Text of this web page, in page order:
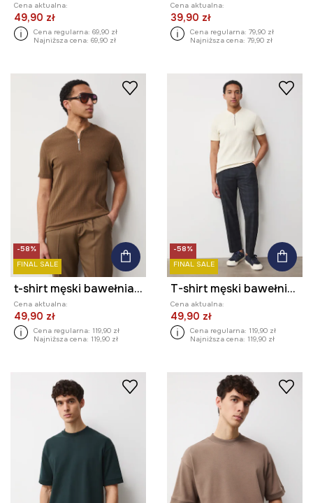
Cena aktualna:
49,90 zł
Cena regularna: 69,90 zł
Najniższa cena: 69,90 zł
Cena aktualna:
39,90 zł
Cena regularna: 79,90 zł
Najniższa cena: 79,90 zł
-58%
FINAL SALE
t-shirt męski bawełniany z elastanem
Cena aktualna:
49,90 zł
Cena regularna: 119,90 zł
Najniższa cena: 119,90 zł
-58%
FINAL SALE
T-shirt męski bawełniany z elastanem
Cena aktualna:
49,90 zł
Cena regularna: 119,90 zł
Najniższa cena: 119,90 zł